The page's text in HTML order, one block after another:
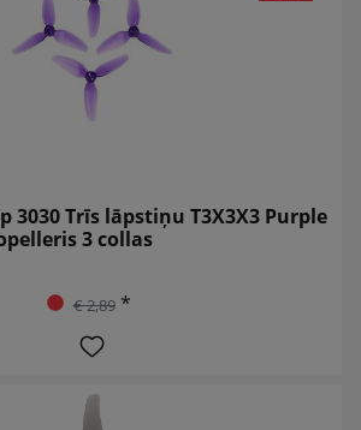
3030 Trīs lāpstiņu T3X3X3 Purple
3 collas
€ 2,89*